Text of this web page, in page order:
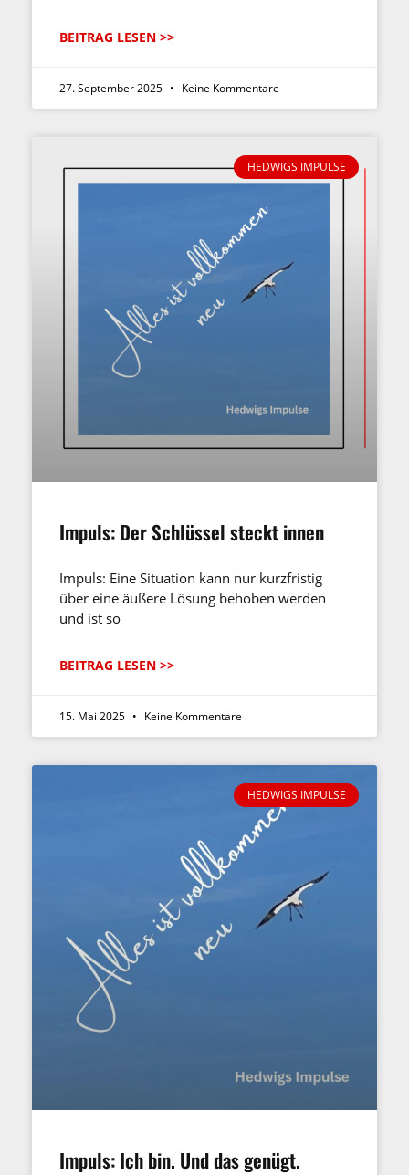
BEITRAG LESEN >>
27. September 2025 Keine Kommentare
HEDWIGS IMPULSE
Impuls: Der Schlüssel steckt innen
Impuls: Eine Situation kann nur kurzfristig
über eine äußere Lösung behoben werden
und ist so
BEITRAG LESEN >>
15. Mai 2025 Keine Kommentare
HEDWIGS IMPULSE
Impuls: Ich bin. Und das genügt.